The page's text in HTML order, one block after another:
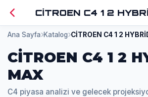
CİTROEN C4 1 2
Ana Sayfa Katalog CİTROEN C4 1 2
CİTROEN C4 1 2
MAX
C4 piyasa analizi ve gelecek